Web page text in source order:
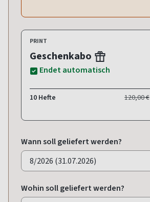
PRINT
Geschenkabo
Endet automatisch
10 Hefte 120,00 €
Wann soll geliefert werden?
Wohin soll geliefert werden?